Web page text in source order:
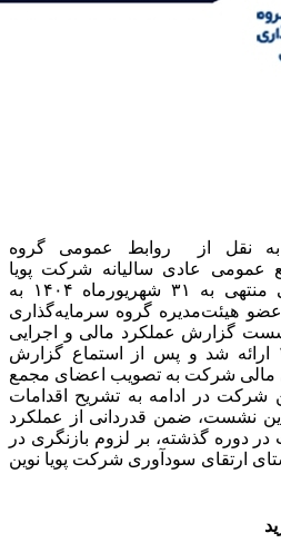
به نقل از روابط عمومی گروه
عمومی عادی سالیانه شرکت پویا
نوین پارس برای سال مالی منتهی به ۳۱ شهریورماه ۱۴۰۴ به
هیئت‌مدیره گروه سرمایه‌گذاری
گزارش عملکرد مالی و اجرایی
شرکت در سال مالی ۱۴۰۴ ارائه شد و پس از استماع گزارش
شرکت به تصویب اعضای مجمع
شرکت در ادامه به تشریح اقدامات
این نشست، ضمن قدردانی از عملکرد
دوره گذشته، بر لزوم بازنگری در
ارتقای سودآوری شرکت پویا نوین